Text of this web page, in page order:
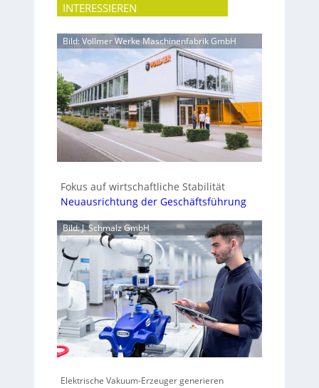
INTERESSIEREN
Bild: Vollmer Werke Maschinenfabrik GmbH
Fokus auf wirtschaftliche Stabilität
Neuausrichtung der Geschäftsführung
Bild: J. Schmalz GmbH
Elektrische Vakuum-Erzeuger generieren